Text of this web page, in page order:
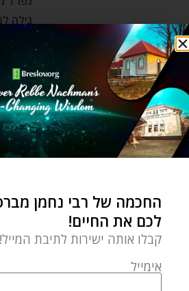
גילה
רבי נחמן
כמה
נסתר
מתמיד
כולם
טובים
החכמה של רבי נחמן
לכם את החיים!
קבלו אותה ישירות לתיבת המייל!
אימייל